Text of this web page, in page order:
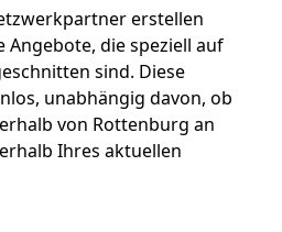
erstellen
die speziell auf
sind. Diese
unabhängig davon, ob
von Rottenburg an
Ihres aktuellen